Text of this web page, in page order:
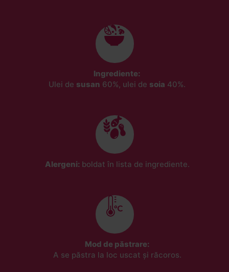
Ingrediente:
Ulei de susan 60%, ulei de soia 40%.
Alergeni: boldat în lista de ingrediente.
Mod de păstrare:
A se păstra la loc uscat și răcoros.